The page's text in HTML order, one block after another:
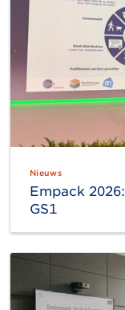
Nieuws
Empack
GS1